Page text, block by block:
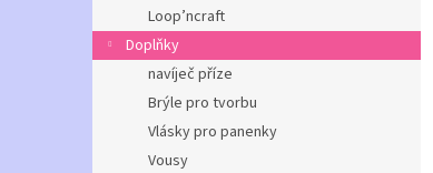
Loop’ncraft
Doplňky
navíječ příze
Brýle pro tvorbu
Vlásky pro panenky
Vousy